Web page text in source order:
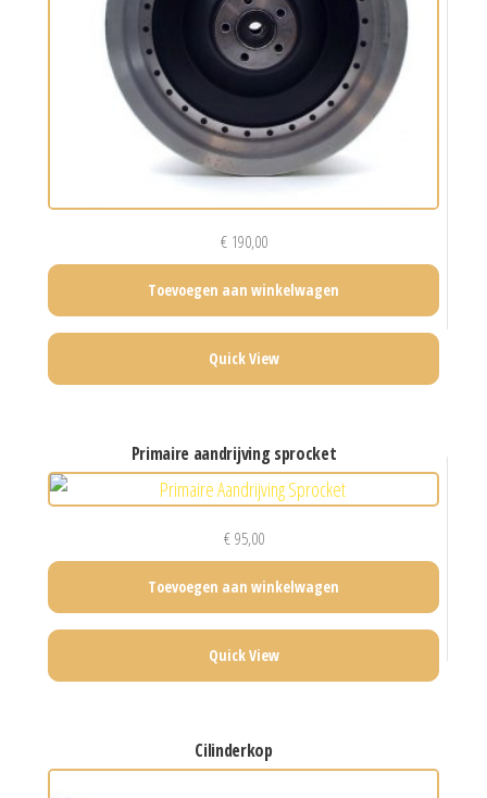
€190,00
Toevoegen aan winkelwagen
Quick View
primaire aandrijving sprocket
€95,00
Toevoegen aan winkelwagen
Quick View
cilinderkop